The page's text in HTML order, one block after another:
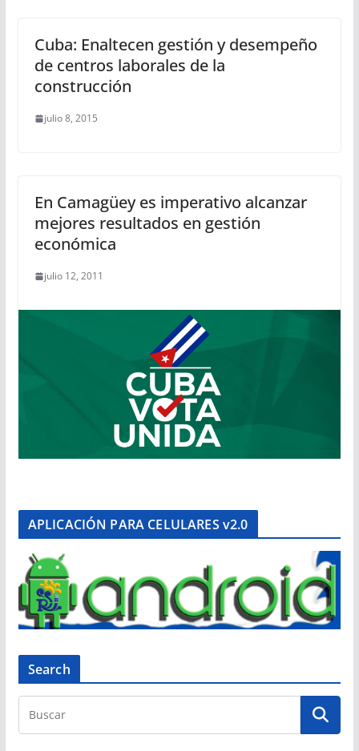
Cuba: Enaltecen gestión y desempeño
de centros laborales de la
construcción
julio 8, 2015
En Camagüey es imperativo alcanzar
mejores resultados en gestión
económica
julio 12, 2011
APLICACIÓN PARA CELULARES v2.0
Search